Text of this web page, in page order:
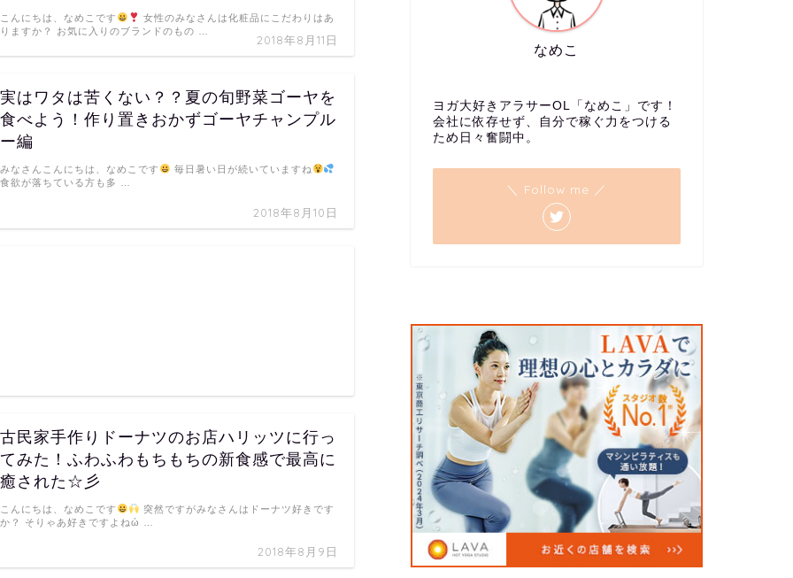
2018年8月11日
こんにちは、なめこです
女性のみなさんは化粧品にこだわりはあ
りますか？ お気に入りのブランドのもの …
実はワタは苦くない？？夏の旬野菜ゴーヤを
食べよう！作り置きおかずゴーヤチャンプル
ー編
2018年8月10日
みなさんこんにちは、なめこです
毎日暑い日が続いていますね
食欲が落ちている方も多 …
古民家手作りドーナツのお店ハリッツに行っ
てみた！ふわふわもちもちの新食感で最高に
癒された☆彡
2018年8月9日
こんにちは、なめこです
突然ですがみなさんはドーナツ好きです
か？ そりゃあ好きですよねὠ …
なめこ
ヨガ大好きアラサーOL「なめこ」です！
会社に依存せず、自分で稼ぐ力をつける
ため日々奮闘中。
＼ Follow me ／